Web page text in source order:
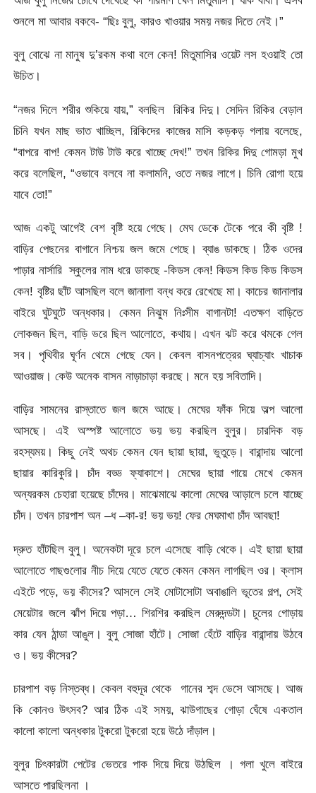
শুনলে মা আবার বকবে- “ছিঃ বুলু, কারও খাওয়ার সময় নজর দিতে নেই।”
বুলু বোঝে না মানুষ দু’রকম কথা বলে কেন! মিতুমাসির ওয়েট লস হওয়াই তো
উচিত।
“নজর দিলে শরীর শুকিয়ে যায়,” বলছিল রিকির দিদু। সেদিন রিকির বেড়াল
চিনি যখন মাছ ভাত খাচ্ছিল, রিকিদের কাজের মাসি কড়কড় গলায় বলেছে,
“বাপরে বাপ! কেমন টাউ টাউ করে খাচ্ছে দেখ!” তখন রিকির দিদু গোমড়া মুখ
করে বলেছিল, “ওভাবে বলবে না কলামনি, ওতে নজর লাগে। চিনি রোগা হয়ে
যাবে তো!”
আজ একটু আগেই বেশ বৃষ্টি হয়ে গেছে। মেঘ ডেকে টেকে পরে কী বৃষ্টি !
বাড়ির পেছনের বাগানে নিশ্চয় জল জমে গেছে। ব্যাঙ ডাকছে। ঠিক ওদের
পাড়ার নার্সারি স্কুলের নাম ধরে ডাকছে -কিডস কেন! কিডস কিড কিড কিডস
কেন! বৃষ্টির ছাঁট আসছিল বলে জানালা বন্ধ করে রেখেছে মা। কাচের জানালার
বাইরে ঘুটঘুটে অন্ধকার। কেমন নিঝুম নিঃসীম বাগানটা! এতক্ষণ বাড়িতে
লোকজন ছিল, বাড়ি ভরে ছিল আলোতে, কথায়। এখন ঝট করে থমকে গেল
সব। পৃথিবীর ঘূর্ণন থেমে গেছে যেন। কেবল বাসনপত্রের ঘ্যাচ্যাং খাচাক
আওয়াজ। কেউ অনেক বাসন নাড়াচাড়া করছে। মনে হয় সবিতাদি।
বাড়ির সামনের রাস্তাতে জল জমে আছে। মেঘের ফাঁক দিয়ে অল্প আলো
আসছে। এই অস্পষ্ট আলোতে ভয় ভয় করছিল বুলুর। চারদিক বড়
রহস্যময়। কিছু নেই অথচ কেমন যেন ছায়া ছায়া, ভুতুড়ে। বারান্দায় আলো
ছায়ার কারিকুরি। চাঁদ বড্ড ফ্যাকাশে। মেঘের ছায়া গায়ে মেখে কেমন
অন্যরকম চেহারা হয়েছে চাঁদের। মাঝেমাঝে কালো মেঘের আড়ালে চলে যাচ্ছে
চাঁদ। তখন চারপাশ অন –ধ –কা-র! ভয় ভয়! ফের মেঘমাখা চাঁদ আবছা!
দ্রুত হাঁটছিল বুলু। অনেকটা দূরে চলে এসেছে বাড়ি থেকে। এই ছায়া ছায়া
আলোতে গাছগুলোর নীচ দিয়ে যেতে যেতে কেমন কেমন লাগছিল ওর। ক্লাস
এইটে পড়ে, ভয় কীসের? আসলে সেই মোটাসোটা অবাঙালি ভূতের গল্প, সেই
মেয়েটার জলে ঝাঁপ দিয়ে পড়া… শিরশির করছিল মেরুদন্ডটা। চুলের গোড়ায়
কার যেন ঠান্ডা আঙুল। বুলু সোজা হাঁটে। সোজা হেঁটে বাড়ির বারান্দায় উঠবে
ও। ভয় কীসের?
চারপাশ বড় নিস্তব্ধ। কেবল বহুদূর থেকে গানের শব্দ ভেসে আসছে। আজ
কি কোনও উৎসব? আর ঠিক এই সময়, ঝাউগাছের গোড়া ঘেঁষে একতাল
কালো কালো অন্ধকার টুকরো টুকরো হয়ে উঠে দাঁড়াল।
বুলুর চিৎকারটা পেটের ভেতরে পাক দিয়ে দিয়ে উঠছিল । গলা খুলে বাইরে
আসতে পারছিলনা ।